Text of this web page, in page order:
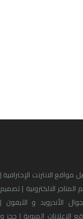
الانترنت الإحترافية |
الالكترونية | تصميم
الأندرويد و الآيفون |
الاعلانات المبوبة | حجز و